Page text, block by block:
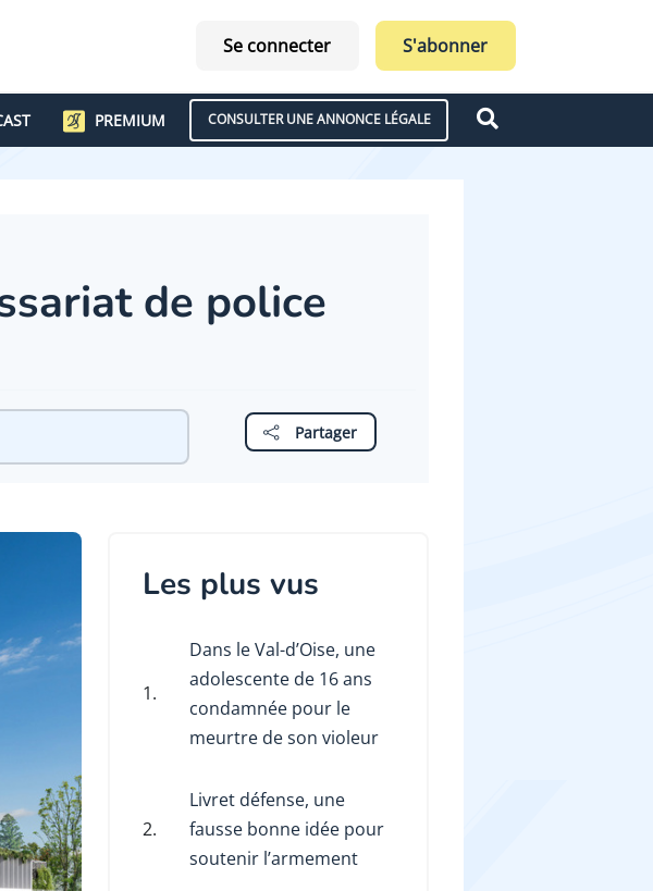
Se connecter S'abonner
PREMIUM CONSULTER UNE ANNONCE LÉGALE
de police
Partager
Les plus vus
1.
Dans le Val-d’Oise, une
adolescente de 16 ans
condamnée pour le
meurtre de son violeur
2.
Livret défense, une
fausse bonne idée pour
soutenir l’armement